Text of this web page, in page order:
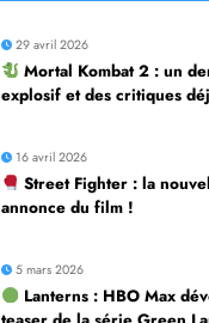
29 avril 2026
Mortal Kombat 2 : un
explosif et des critiques
16 avril 2026
Street Fighter : la
annonce du film !
5 mars 2026
Lanterns : HBO Max